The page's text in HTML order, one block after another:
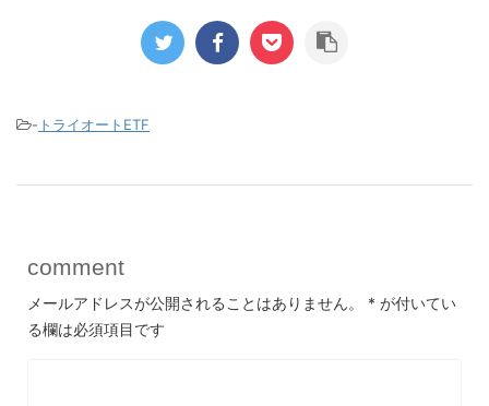
- トライオートETF
comment
メールアドレスが公開されることはありません。 * が付いてい
る欄は必須項目です